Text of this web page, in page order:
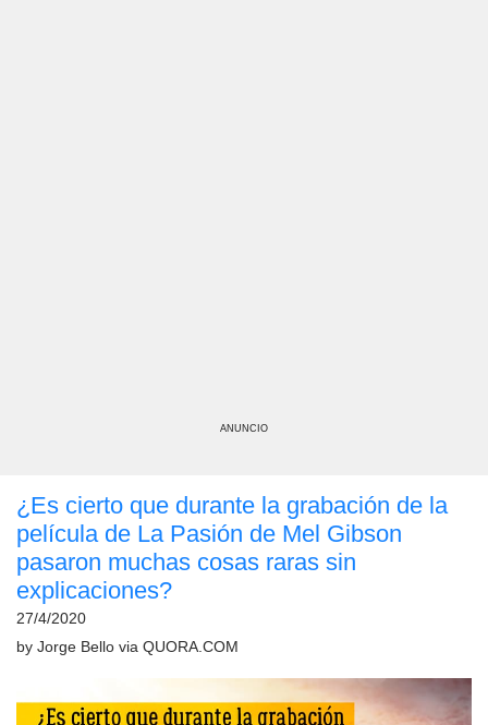
ANUNCIO
¿Es cierto que durante la grabación de la
película de La Pasión de Mel Gibson
pasaron muchas cosas raras sin
explicaciones?
27/4/2020
by Jorge Bello via QUORA.COM